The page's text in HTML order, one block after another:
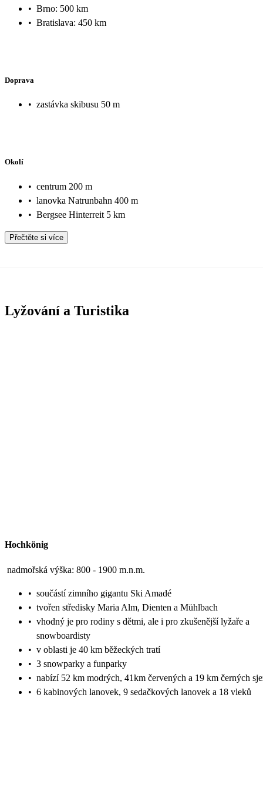
• Brno: 500 km
• Bratislava: 450 km
Doprava
• zastávka skibusu 50 m
Okolí
• centrum 200 m
• lanovka Natrunbahn 400 m
• Bergsee Hinterreit 5 km
Přečtěte si více
Lyžování a Turistika
Hochkönig
nadmořská výška: 800 - 1900 m.n.m.
• součástí zimního gigantu Ski Amadé
• tvořen středisky Maria Alm, Dienten a Mühlbach
• vhodný je pro rodiny s dětmi, ale i pro zkušenější lyžaře a
snowboardisty
• v oblasti je 40 km běžeckých tratí
• 3 snowparky a funparky
• nabízí 52 km modrých, 41km červených a 19 km černých
• 6 kabinových lanovek, 9 sedačkových lanovek a 18 vleků